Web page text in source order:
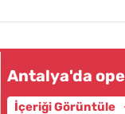
Antalya'da
İçeriği Görüntüle